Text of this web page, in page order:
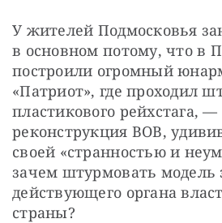
У жителей Подмосковья
в основном потому, что в
построили огромный
«Патриот», где проходил
пластикового рейхстага, —
реконструкция ВОВ,
своей «странностью и
зачем штурмовать модель
действующего органа
страны?